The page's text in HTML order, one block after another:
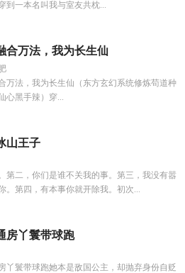
到一本名叫我与室友共枕...
合万法，我为长生仙
万法，我为长生仙（东方玄幻系统修炼苟道种
心黑手辣）穿...
山王子
第二，你们是谁不关我的事。第三，我没有嚣
。第四，有本事你就开除我。初次...
房丫鬟带球跑
丫鬟带球跑她本是敌国公主，却抛弃身份自贬